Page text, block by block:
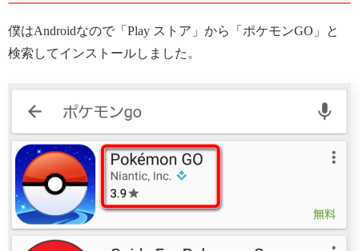
僕はAndroidなので「Play ストア」から「ポケモンGO」と
検索してインストールしました。